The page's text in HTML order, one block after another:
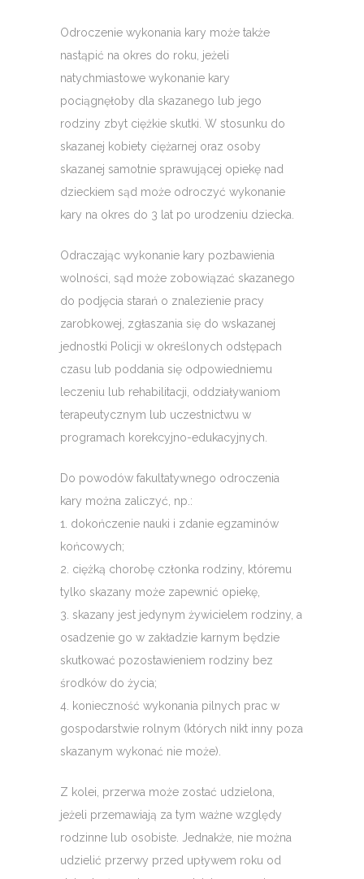
Odroczenie wykonania kary może także
nastąpić na okres do roku, jeżeli
natychmiastowe wykonanie kary
pociągnęłoby dla skazanego lub jego
rodziny zbyt ciężkie skutki. W stosunku do
skazanej kobiety ciężarnej oraz osoby
skazanej samotnie sprawującej opiekę nad
dzieckiem sąd może odroczyć wykonanie
kary na okres do 3 lat po urodzeniu dziecka.
Odraczając wykonanie kary pozbawienia
wolności, sąd może zobowiązać skazanego
do podjęcia starań o znalezienie pracy
zarobkowej, zgłaszania się do wskazanej
jednostki Policji w określonych odstępach
czasu lub poddania się odpowiedniemu
leczeniu lub rehabilitacji, oddziaływaniom
terapeutycznym lub uczestnictwu w
programach korekcyjno-edukacyjnych.
Do powodów fakultatywnego odroczenia
kary można zaliczyć, np.:
1. dokończenie nauki i zdanie egzaminów
końcowych;
2. ciężką chorobę członka rodziny, któremu
tylko skazany może zapewnić opiekę,
3. skazany jest jedynym żywicielem rodziny, a
osadzenie go w zakładzie karnym będzie
skutkować pozostawieniem rodziny bez
środków do życia;
4. konieczność wykonania pilnych prac w
gospodarstwie rolnym (których nikt inny poza
skazanym wykonać nie może).
Z kolei, przerwa może zostać udzielona,
jeżeli przemawiają za tym ważne względy
rodzinne lub osobiste. Jednakże, nie można
udzielić przerwy przed upływem roku od